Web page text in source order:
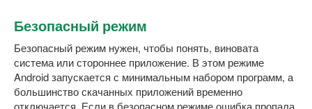
Безопасный режим
Безопасный режим нужен, чтобы понять, виновата
система или стороннее приложение. В этом режиме
Android запускается с минимальным набором программ, а
большинство скачанных приложений временно
отключается. Если в безопасном режиме ошибка пропала,